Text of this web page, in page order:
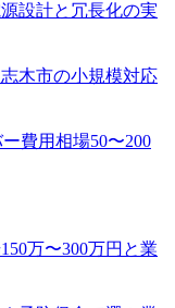
設計と冗長化の実
木市の小規模対応
費用相場50〜200
万〜300万円と業